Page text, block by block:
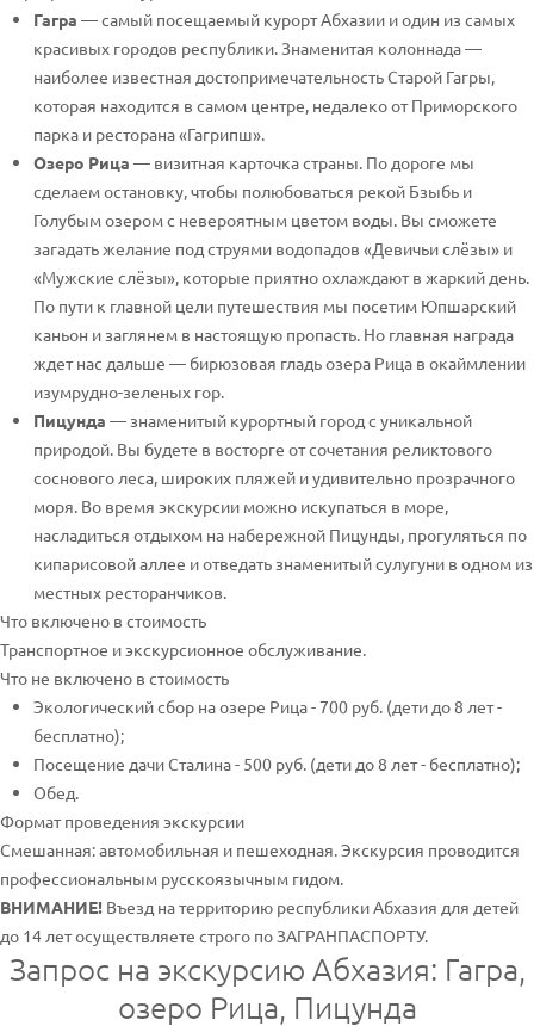
Гагра — самый посещаемый курорт Абхазии и один из самых
красивых городов республики. Знаменитая колоннада —
наиболее известная достопримечательность Старой Гагры,
которая находится в самом центре, недалеко от Приморского
парка и ресторана «Гагрипш».
Озеро Рица — визитная карточка страны. По дороге мы
сделаем остановку, чтобы полюбоваться рекой Бзыбь и
Голубым озером с невероятным цветом воды. Вы сможете
загадать желание под струями водопадов «Девичьи слёзы» и
«Мужские слёзы», которые приятно охлаждают в жаркий день.
По пути к главной цели путешествия мы посетим Юпшарский
каньон и заглянем в настоящую пропасть. Но главная награда
ждет нас дальше — бирюзовая гладь озера Рица в окаймлении
изумрудно-зеленых гор.
Пицунда — знаменитый курортный город с уникальной
природой. Вы будете в восторге от сочетания реликтового
соснового леса, широких пляжей и удивительно прозрачного
моря. Во время экскурсии можно искупаться в море,
насладиться отдыхом на набережной Пицунды, прогуляться по
кипарисовой аллее и отведать знаменитый сулугуни в одном из
местных ресторанчиков.
Что включено в стоимость
Транспортное и экскурсионное обслуживание.
Что не включено в стоимость
Экологический сбор на озере Рица - 700 руб. (дети до 8 лет -
бесплатно);
Посещение дачи Сталина - 500 руб. (дети до 8 лет - бесплатно);
Обед.
Формат проведения экскурсии
Смешанная: автомобильная и пешеходная. Экскурсия проводится
профессиональным русскоязычным гидом.
ВНИМАНИЕ! Въезд на территорию республики Абхазия для детей
до 14 лет осуществляете строго по ЗАГРАНПАСПОРТУ.
Запрос на экскурсию Абхазия: Гагра,
озеро Рица, Пицунда